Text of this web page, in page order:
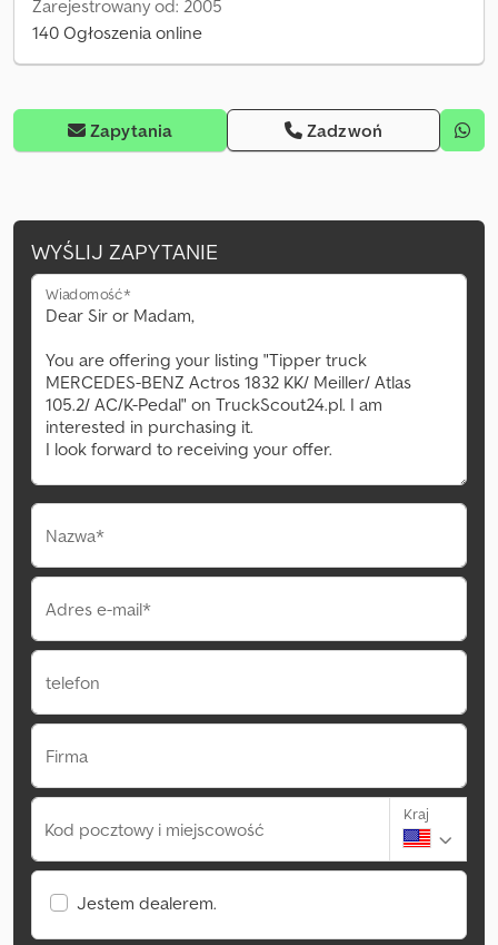
Zarejestrowany od: 2005
140 Ogłoszenia online
Zapytania Zadzwoń
WYŚLIJ ZAPYTANIE
Wiadomość*
Nazwa*
Adres e-mail*
telefon
Firma
Kod pocztowy i miejscowość
Kraj
Jestem dealerem.